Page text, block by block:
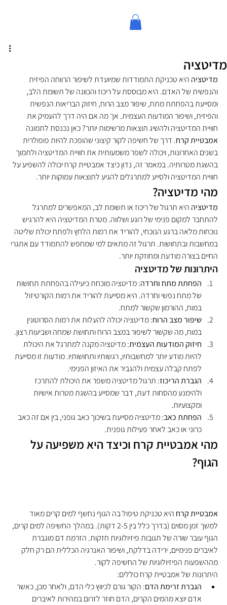
מדיטציה
מדיטציה היא טכניקת התמודדות שמיועדת לשיפור הרווחה הפיזית
והנפשית של האדם. היא מבוססת על ריכוז והכוונה של תשומת הלב,
ומסייעת בהפחתת מתח, שיפור מצב הרוח, חיזוק הבריאות הנפשית
והפיזית, ושיפור המודעות העצמית. אך מה אם היה דרך להעמיק את
חוויית המדיטציה ולהשיג תוצאות מרשימות יותר? כאן נכנסת לתמונה
אמבטיית קרח. דרך של חשיפה לקור קיצוני שהופכת להיות פופולרית
בשנים האחרונות, ויכולה לשפר משמעותית את חוויית המדיטציה ולתמוך
בהשגת מטרותיה. במאמר זה, נדון כיצד אמבטיית קרח יכולה להשפיע על
חוויית המדיטציה ולסייע למתרגלים להגיע לתוצאות עמוקות יותר.
מהי מדיטציה?
מדיטציה היא תרגול של ריכוז או תשומת לב, המאפשרים למתרגל
להתחבר למקום פנימי של רוגע ושלווה. מטרת המדיטציה היא להרגיש
נוכחות מלאה ברגע הנוכחי, להוריד את רמות הלחץ ולפתח יכולת שליטה
במחשבות ובתחושות. תרגול זה מתאים למי שמחפש להתמודד עם אתגרי
החיים בצורה מודעת ומחוזקת יותר.
היתרונות של מדיטציה
הפחתת מתח וחרדה: מדיטציה מוכחת כיעילה בהפחתת תחושות
של מתח נפשי וחרדה. היא מסייעת להוריד את רמות הקורטיזול
במוח, ההורמון שקשור למתח.
שיפור מצב הרוח: מדיטציה יכולה להעלות את רמות הסרוטונין
במוח, מה שקשור לשיפור במצב הרוח ותחושת שמחה ושביעות רצון.
חיזוק המודעות העצמית: מדיטציה מקנה למתרגל את היכולת
להיות מודע יותר למחשבותיו, רגשותיו ותחושותיו. מודעות זו מסייעת
לפתח קבלה עצמית ולהגביר את האיזון הפנימי.
הגברת הריכוז: תרגול מדיטציה משפר את היכולת להתרכז
ולהימנע מהסחות דעת, דבר שמסייע בהשגת מטרות אישיות
ומקצועיות.
הפחתת כאב: מדיטציה מסייעת בשיכוך כאב גופני, בין אם זה כאב
כרוני או כאב לאחר פעילות גופנית.
מהי אמבטיית קרח וכיצד היא משפיעה על
הגוף?
אמבטיית קרח היא טכניקת טיפול בה הגוף נחשף למים קרים מאוד
למשך זמן מסוים (בדרך כלל בין 2-5 דקות). במהלך החשיפה למים קרים,
הגוף עובר שורה של תגובות פיזיולוגיות חזקות. הזרמת דם מוגברת
לאיברים פנימיים, ירידה בדלקת, ושיפור האנרגיה הכללית הם רק חלק
מההשפעות הפיזיולוגיות של החשיפה לקור.
היתרונות של אמבטיית קרח כוללים:
הגברת זרימת הדם: הקור גורם לכיווץ כלי הדם, ולאחר מכן, כאשר
אדם יוצא מהמים הקרים, הדם חוזר לזרום במהירות לאיברים